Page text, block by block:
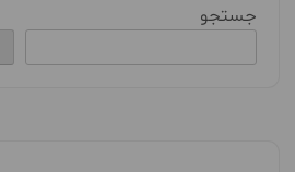
جستجو